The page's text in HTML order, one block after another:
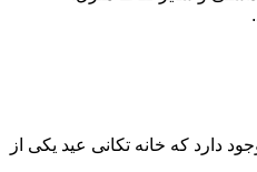
دارد که خانه تکانی عید یکی از